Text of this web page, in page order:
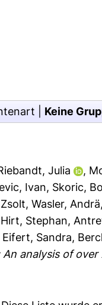
Keine
Julia ,
Ivan, Skoric,
,Wasler, Andrä,
Hirt, Stephan,
Eifert, Sandra,
analysis of over